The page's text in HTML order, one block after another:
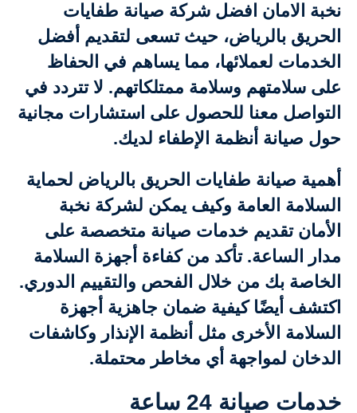
نخبة الامان افضل شركة صيانة طفايات
الحريق بالرياض، حيث تسعى لتقديم أفضل
الخدمات لعملائها، مما يساهم في الحفاظ
على سلامتهم وسلامة ممتلكاتهم. لا تتردد في
التواصل معنا للحصول على استشارات مجانية
حول صيانة أنظمة الإطفاء لديك.
أهمية صيانة طفايات الحريق بالرياض لحماية
السلامة العامة وكيف يمكن لشركة نخبة
الأمان تقديم خدمات صيانة متخصصة على
مدار الساعة. تأكد من كفاءة أجهزة السلامة
الخاصة بك من خلال الفحص والتقييم الدوري.
اكتشف أيضًا كيفية ضمان جاهزية أجهزة
السلامة الأخرى مثل أنظمة الإنذار وكاشفات
الدخان لمواجهة أي مخاطر محتملة.
خدمات صيانة 24 ساعة